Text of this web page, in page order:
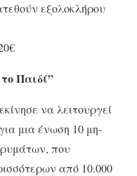
εξολοκλήρου
Παιδί”
να λειτουργεί
μια ένωση 10 μη-
που
από 10.000